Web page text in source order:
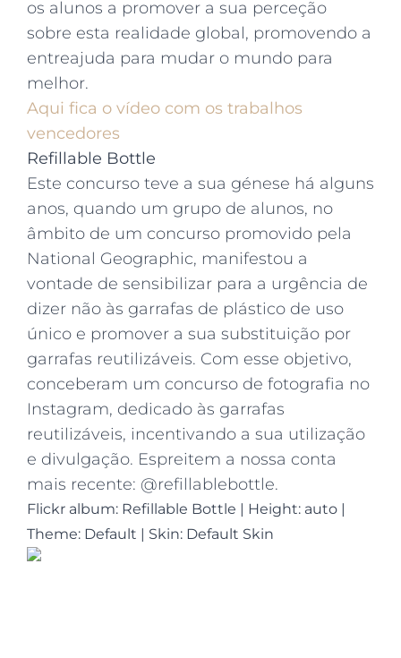
os alunos a promover a sua perceção
sobre esta realidade global, promovendo a
entreajuda para mudar o mundo para
melhor.
Aqui fica o vídeo com os trabalhos
vencedores
Refillable Bottle
Este concurso teve a sua génese há alguns
anos, quando um grupo de alunos, no
âmbito de um concurso promovido pela
National Geographic, manifestou a
vontade de sensibilizar para a urgência de
dizer não às garrafas de plástico de uso
único e promover a sua substituição por
garrafas reutilizáveis. Com esse objetivo,
conceberam um concurso de fotografia no
Instagram, dedicado às garrafas
reutilizáveis, incentivando a sua utilização
e divulgação. Espreitem a nossa conta
mais recente: @refillablebottle.
Flickr album: Refillable Bottle | Height: auto |
Theme: Default | Skin: Default Skin